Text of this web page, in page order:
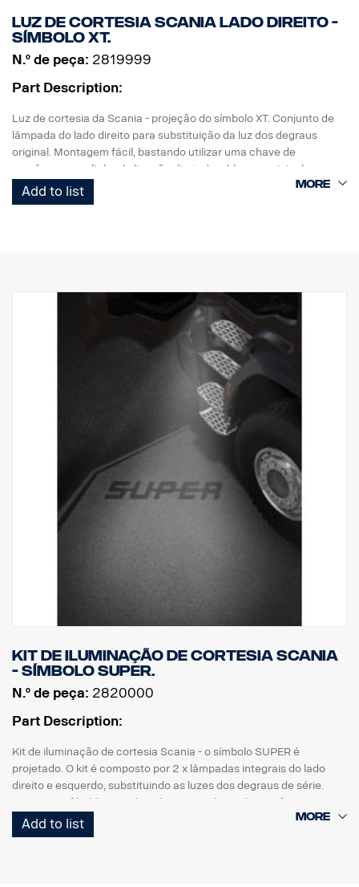
Luz de cortesia Scania lado direito -
símbolo XT.
N.º de peça: 2819999
Part Description:
Luz de cortesia da Scania - projeção do símbolo XT. Conjunto de
lâmpada do lado direito para substituição da luz dos degraus
original. Montagem fácil, bastando utilizar uma chave de
parafusos com ficha de ligação direta à cablagem original.
Nota. Adapta-se apenas aos camiões com as luzes dos degraus
Add to list
Kit de iluminação de cortesia Scania
- símbolo SUPER.
N.º de peça: 2820000
Part Description:
Kit de iluminação de cortesia Scania - o símbolo SUPER é
projetado. O kit é composto por 2 x lâmpadas integrais do lado
direito e esquerdo, substituindo as luzes dos degraus de série.
Montagem fácil, bastando utilizar uma chave de parafusos com
ficha de ligação direta à cablagem original.
Add to list